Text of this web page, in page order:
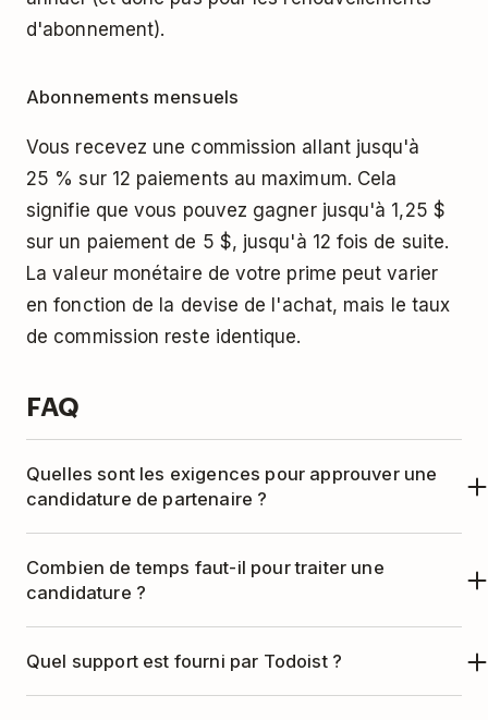
d'abonnement).
Abonnements mensuels
Vous recevez une commission allant jusqu'à
25 % sur 12 paiements au maximum. Cela
signifie que vous pouvez gagner jusqu'à 1,25 $
sur un paiement de 5 $, jusqu'à 12 fois de suite.
La valeur monétaire de votre prime peut varier
en fonction de la devise de l'achat, mais le taux
de commission reste identique.
FAQ
Quelles sont les exigences pour approuver une
candidature de partenaire ?
personnes passionnées par Todoist et ses
avantages de Todoist dans leur vie et leur
Combien de temps faut-il pour traiter une
candidature ?
semaine et répondons sous 5 jours ouvrés.
Quel support est fourni par Todoist ?